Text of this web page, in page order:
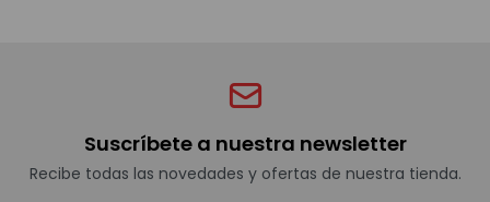
Suscríbete a nuestra newsletter
Recibe todas las novedades y ofertas de nuestra tienda.